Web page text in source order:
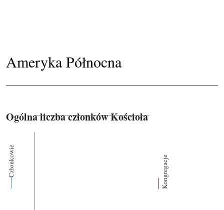
Ameryka Północna
Ogólna liczba członków Kościoła
Członkowie Kongregacje